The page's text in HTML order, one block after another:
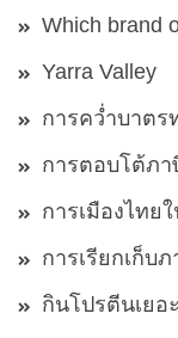
Which brand
Yarra Valley
การคว่ำบาตร
การตอบโต้ภา
การเมืองไทย
การเรียกเก็บ
กินโปรตีนเยอ